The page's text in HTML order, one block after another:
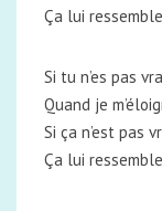
Ça lui
Si tu n’es pas
Quand je
Si ça n’est pas
Ça lui